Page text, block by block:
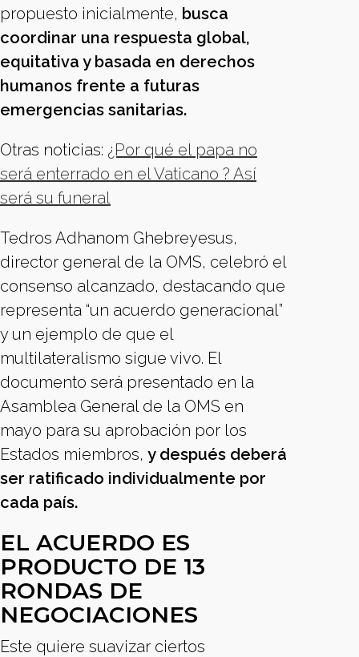
propuesto inicialmente, busca
coordinar una respuesta global,
equitativa y basada en derechos
humanos frente a futuras
emergencias sanitarias.
Otras noticias: ¿Por qué el papa no
será enterrado en el Vaticano ? Así
será su funeral
Tedros Adhanom Ghebreyesus,
director general de la OMS, celebró el
consenso alcanzado, destacando que
representa “un acuerdo generacional”
y un ejemplo de que el
multilateralismo sigue vivo. El
documento será presentado en la
Asamblea General de la OMS en
mayo para su aprobación por los
Estados miembros, y después deberá
ser ratificado individualmente por
cada país.
EL ACUERDO ES
PRODUCTO DE 13
RONDAS DE
NEGOCIACIONES
Este quiere suavizar ciertos